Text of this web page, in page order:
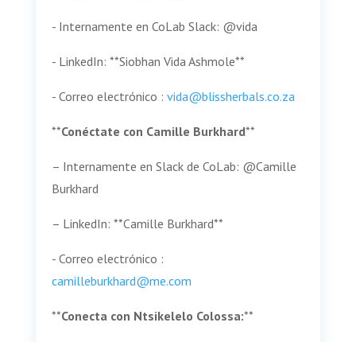
- Internamente en CoLab Slack: @vida
- LinkedIn: **Siobhan Vida Ashmole**
- Correo electrónico : vida@blissherbals.co.za
**Conéctate con Camille Burkhard**
– Internamente en Slack de CoLab: @Camille
Burkhard
– LinkedIn: **Camille Burkhard**
- Correo electrónico :
camilleburkhard@me.com
**Conecta con Ntsikelelo Colossa:**